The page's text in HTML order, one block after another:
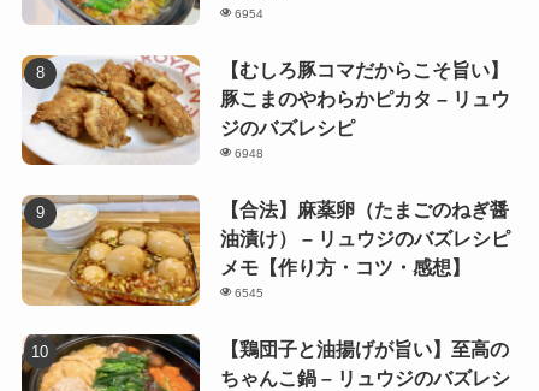
6954
【むしろ豚コマだからこそ旨い】
豚こまのやわらかピカタ – リュウ
ジのバズレシピ
6948
【合法】麻薬卵（たまごのねぎ醤
油漬け） – リュウジのバズレシピ
メモ【作り方・コツ・感想】
6545
【鶏団子と油揚げが旨い】至高の
ちゃんこ鍋 – リュウジのバズレシ